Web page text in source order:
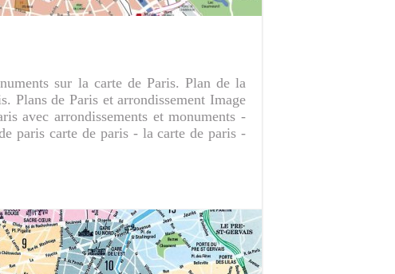
sur la carte de Paris. Plan de la
Plans de Paris et arrondissement Image
avec arrondissements et monuments -
paris carte de paris - la carte de paris -